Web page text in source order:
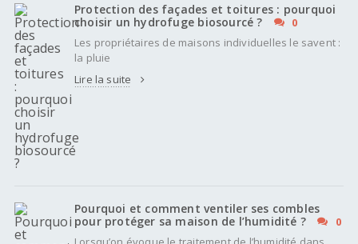
Protection des façades et toitures : pourquoi
choisir un hydrofuge biosourcé ?
0
Les propriétaires de maisons individuelles le savent :
la pluie
Lire la suite
Pourquoi et comment ventiler ses combles
pour protéger sa maison de l’humidité ?
0